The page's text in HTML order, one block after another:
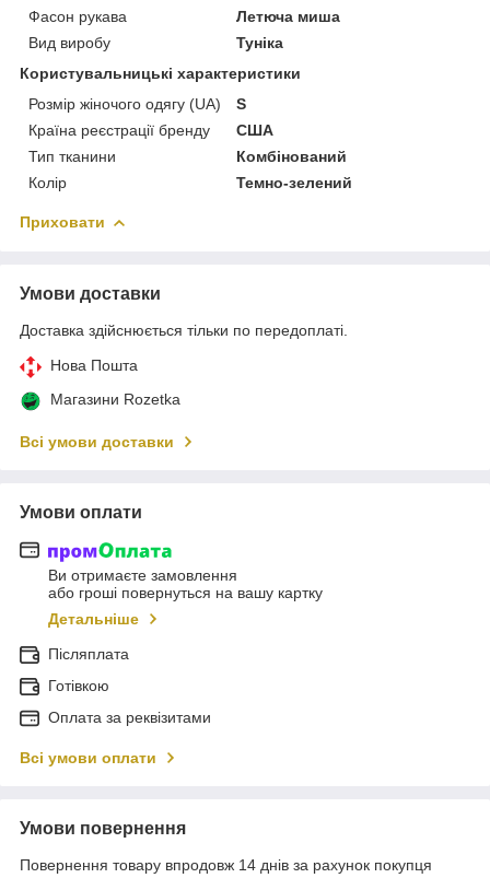
Фасон рукава
Летюча миша
Вид виробу
Туніка
Користувальницькі характеристики
Розмір жіночого одягу (UA)
S
Країна реєстрації бренду
США
Тип тканини
Комбінований
Колір
Темно-зелений
Приховати
Умови доставки
Доставка здійснюється тільки по передоплаті.
Нова Пошта
Магазини Rozetka
Всі умови доставки
Умови оплати
Ви отримаєте замовлення
або гроші повернуться на вашу картку
Детальніше
Післяплата
Готівкою
Оплата за реквізитами
Всі умови оплати
Умови повернення
Повернення товару впродовж 14 днів за рахунок покупця